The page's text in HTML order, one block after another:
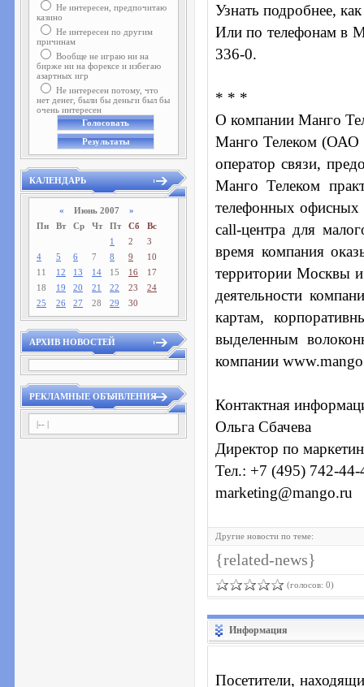
Не интересен, предпочитаю
казино
Не интересен по другим
причинам
Вообще не играю ни на
бирже ни на форексе и избегаю
азартных игр
Не интересен потому, что
нет денег, были бы деньги был бы
очень интересен
КАЛЕНДАРЬ
« Июнь 2007 »
Пн
Вт Ср Чт Пт Сб
Вс
1
2
3
4
5 6 7 8 9
10
11
12 13 14 15 16
17
18
19 20 21 22 23
24
25
26 27 28 29 30
АРХИВ НОВОСТЕЙ
РЕКЛАМНЫЕ ОБЪЯВЛЕНИЯ
|-- |
Узнать подробнее,
Или по телефонам в
336-0.
* * *
О компании Манго
Манго Телеком (ОАО
оператор связи,
Манго Телеком
телефонных
call-центра для
время компания
территории Москвы
деятельности
картам,
выделенным
компании
Контактная
Ольга Сбачева
Директор по
Тел.: +7 (495) 742-44-
marketing@mango.ru
Другие новости по теме:
{related-news}
(голосов: 0)
Информация
Посетители,